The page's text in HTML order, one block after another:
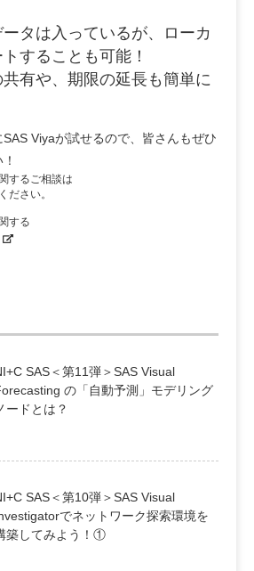
タは入っているが、ローカ
することも可能！
有や、期限の延長も簡単に
Viyaが試せるので、皆さんもぜひ
するご相談は
ださい。
する
SAS＜第11弾＞SAS Visual
の「自動予測」モデリング
ードとは？
SAS＜第10弾＞SAS Visual
でネットワーク探索環境を
築してみよう！①